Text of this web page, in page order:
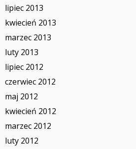
lipiec 2013
kwiecień 2013
marzec 2013
luty 2013
lipiec 2012
czerwiec 2012
maj 2012
kwiecień 2012
marzec 2012
luty 2012